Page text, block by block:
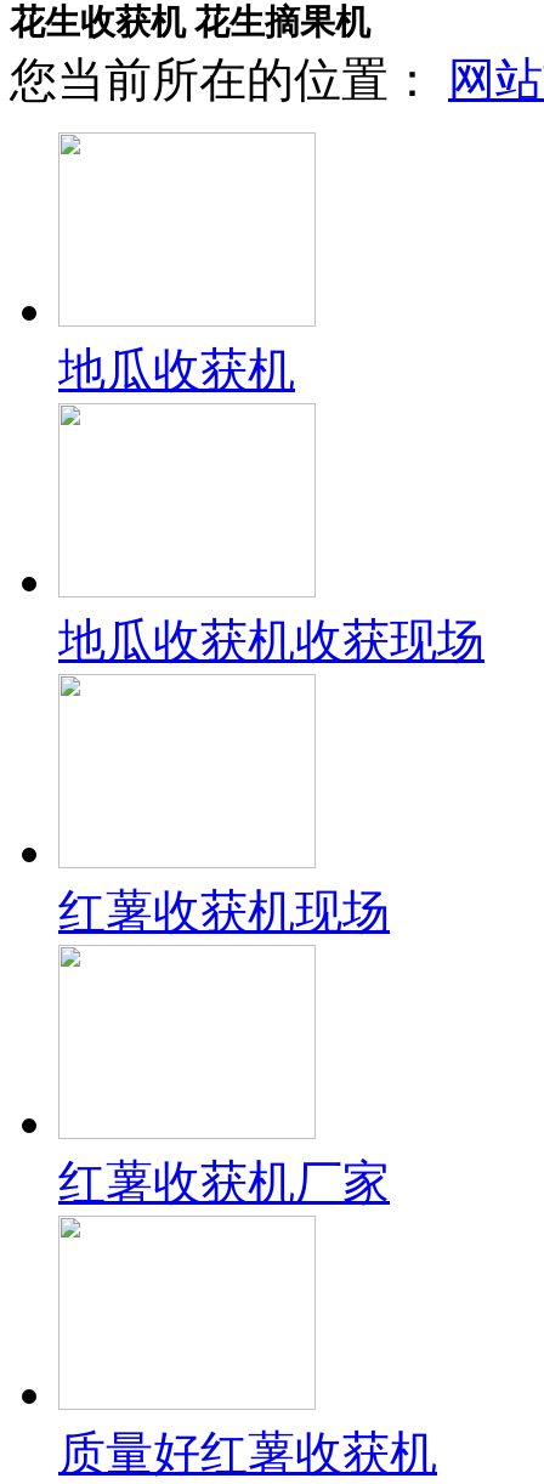
花生收获机花生摘果机
您当前所在的位置： 网
地瓜收获机
地瓜收获机收获现场
红薯收获机现场
红薯收获机厂家
质量好红薯收获机